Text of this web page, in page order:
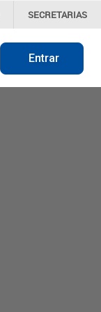
SECRETARIAS
Entrar